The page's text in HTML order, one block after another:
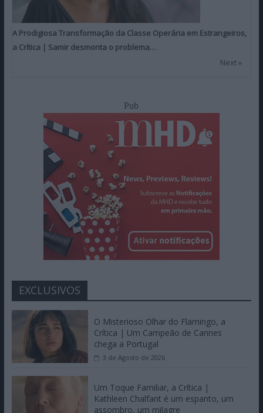
A Prodigiosa Transformação da Classe Operária em Estrangeiros,
a Crítica | Samir desmonta o problema…
Next »
Pub
EXCLUSIVOS
O Misterioso Olhar do Flamingo, a
Crítica | Um Campeão de Cannes
chega a Portugal
3 de Agosto de 2026
Um Toque Familiar, a Crítica |
Kathleen Chalfant é um espanto, um
assombro, um milagre